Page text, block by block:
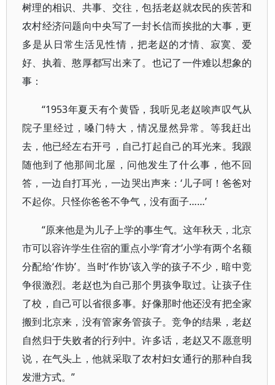
树理的相识、共事、交往，包括老赵就农民的疾苦和
农村经济问题向中央写了一封长信而挨批的大事，更
多是从日常生活见性情，把老赵的才情、寂寞、爱
好、执着、憨厚都写出来了。也记了一件难以想象的
事：
“1953年夏天有个黄昏，我听见老赵唉声叹气从
院子里经过，嗓门特大，情况显然异常。等我赶出
去，他已经左右开弓，自己打起自己的耳光来。我跟
随他到了他那间北屋，问他发生了什么事，他不回
答，一边自打耳光，一边哭出声来：‘儿子呵！爸爸对
不起你。只怪你爸爸不争气，没有面子……’
“原来他是为儿子上学的事生气。这年秋天，北京
市可以容许学生住宿的重点小学‘育才’小学有两个名额
分配给‘作协’。当时‘作协’该入学的孩子不少，暗中竞
争很激烈。老赵也为自己那个男孩争取过。让孩子住
了校，自己可以省很多事。好像那时他还没有把全家
搬到北京来，没有管家务管孩子。竞争的结果，老赵
自然归于失败者的行列中。许多话，老赵又不愿意明
说，在气头上，他就采取了农村妇女通行的那种自我
发泄方式。”